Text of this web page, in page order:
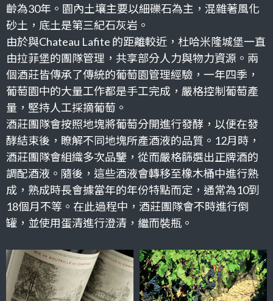
齡為30年。園內土壤主要以細礫石為主，混雜著風化
砂土，底土是第三紀石灰岩。
由於與Chateau Lafite 的距離較近，杜哈米隆城堡一直
由拉菲堡的團隊管理，共享部分人力與物力資源。兩
個酒莊皆傳承了傳統的葡萄園管理經驗，一年四季，
葡萄園中的大量工作都是手工完成，嚴格控制葡萄產
量，堅持人工採摘葡萄。
酒莊團隊會按照地塊將葡萄分開進行發酵，以便在發
酵結束後，瞭解不同地塊所產酒液的品質。12月時，
酒莊團隊會組織多次品鑒，從而嚴格篩選出正牌酒的
調配酒液。隨後，這些酒液會轉移至橡木桶中進行熟
成，熟成時長會據當年的年份特點而定，通常為10到
18個月不等。在此過程中，酒莊團隊會不時進行倒
罐，並使用蛋清進行澄清，繼而裝瓶。